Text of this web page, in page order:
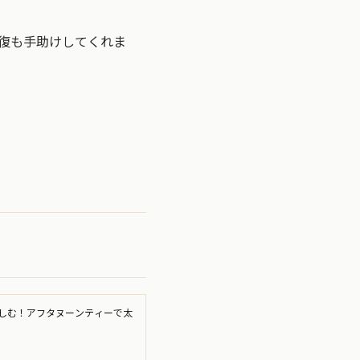
も手助けしてくれま
む！アフタヌーンティーで太